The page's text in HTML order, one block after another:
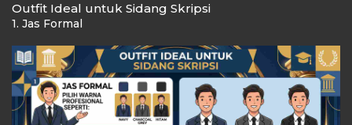
Outfit Ideal untuk Sidang Skripsi
1. Jas Formal